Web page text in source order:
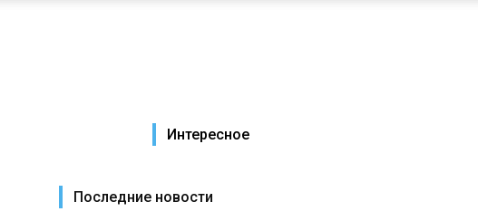
Интересное
Последние новости